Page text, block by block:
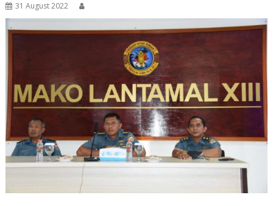
31 August 2022